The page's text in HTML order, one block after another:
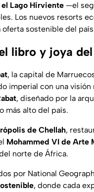
Lago Hirviente —el
Los nuevos resorts
sostenible del
libro y joya
, la capital de
imperial con una visión
, diseñado por la
más alto del país.
de Chellah,
Mohammed VI de Arte
norte de África.
por National
, donde cada